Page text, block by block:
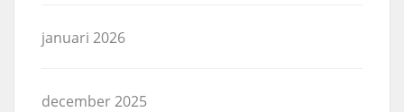
januari 2026
december 2025